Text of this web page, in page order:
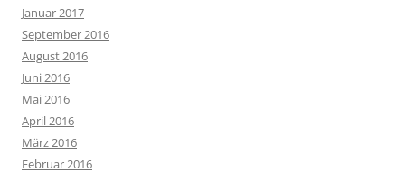
Januar 2017
September 2016
August 2016
Juni 2016
Mai 2016
April 2016
März 2016
Februar 2016